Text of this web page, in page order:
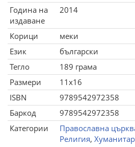
Година на
издаване
2014
Корици
меки
Език
български
Тегло
189 грама
Размери
11x16
ISBN
9789542972358
Баркод
9789542972358
Категории
Православна
Религия,